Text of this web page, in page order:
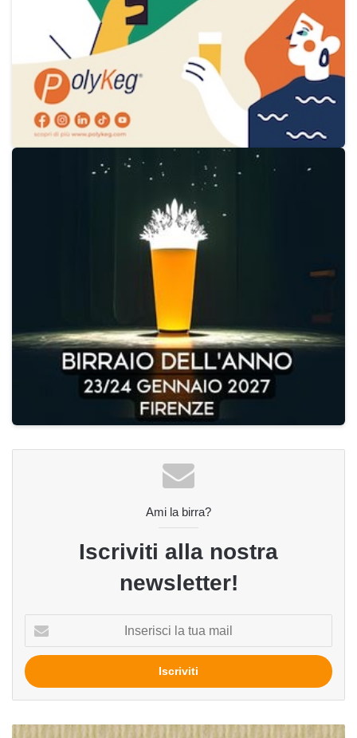
Ami la birra?
Iscriviti alla nostra
newsletter!
tua
mail